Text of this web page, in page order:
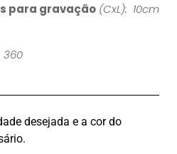
para gravação (CxL): 10cm
desejada e a cor do